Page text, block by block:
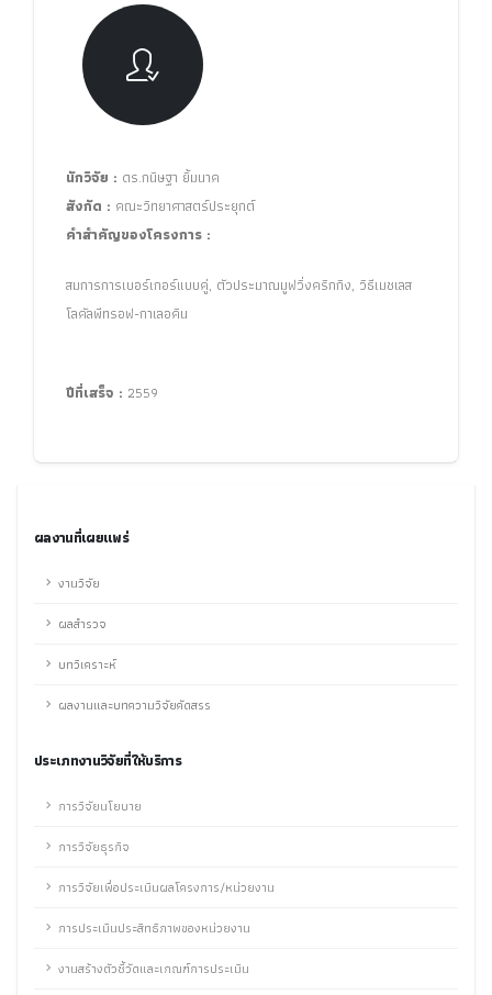
นักวิจัย : ดร.กนิษฐา ยิ้มนาค
สังกัด : คณะวิทยาศาสตร์ประยุกต์
คำสำคัญของโครงการ :
สมการการเบอร์เกอร์แบบคู่, ตัวประมาณมูฟวิ่งคริกกิง, วิธีเมชเลส
โลคัลพีทรอฟ-กาเลอคิน
ปีที่เสร็จ : 2559
ผลงานที่เผยแพร่
งานวิจัย
ผลสำรวจ
บทวิเคราะห์
ผลงานและบทความวิจัยคัดสรร
ประเภทงานวิจัยที่ให้บริการ
การวิจัยนโยบาย
การวิจัยธุรกิจ
การวิจัยเพื่อประเมินผลโครงการ/หน่วยงาน
การประเมินประสิทธิภาพของหน่วยงาน
งานสร้างตัวชี้วัดและเกณฑ์การประเมิน